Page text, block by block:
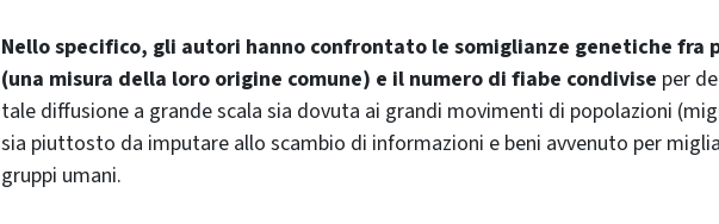
Nello specifico, gli autori hanno confrontato le somiglianze genetiche fra
(una misura della loro origine comune) e il numero di fiabe condivise per
tale diffusione a grande scala sia dovuta ai grandi movimenti di popolazioni
sia piuttosto da imputare allo scambio di informazioni e beni avvenuto per
gruppi umani.